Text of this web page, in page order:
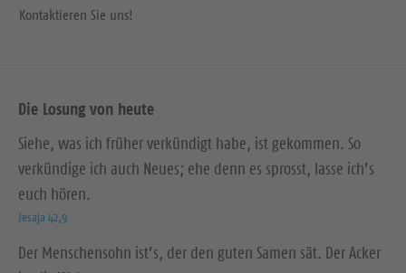
Kontaktieren Sie uns!
Die Losung von heute
Siehe, was ich früher verkündigt habe, ist gekommen. So
verkündige ich auch Neues; ehe denn es sprosst, lasse ich’s
euch hören.
Jesaja 42,9
Der Menschensohn ist’s, der den guten Samen sät. Der Acker